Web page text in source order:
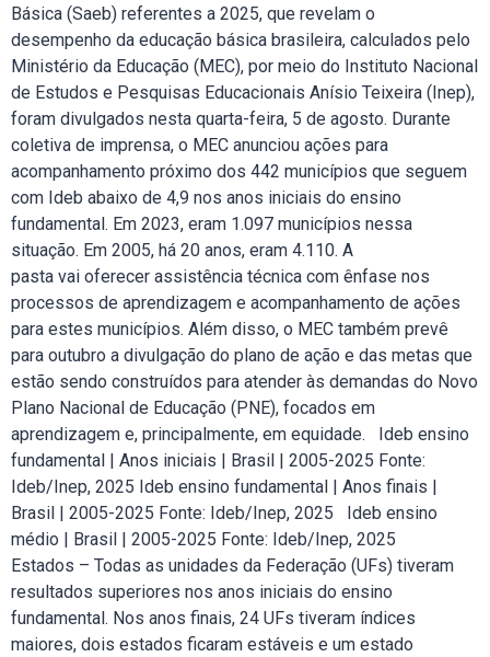
Básica (Saeb) referentes a 2025, que revelam o
desempenho da educação básica brasileira, calculados pelo
Ministério da Educação (MEC), por meio do Instituto Nacional
de Estudos e Pesquisas Educacionais Anísio Teixeira (Inep),
foram divulgados nesta quarta-feira, 5 de agosto. Durante
coletiva de imprensa, o MEC anunciou ações para
acompanhamento próximo dos 442 municípios que seguem
com Ideb abaixo de 4,9 nos anos iniciais do ensino
fundamental. Em 2023, eram 1.097 municípios nessa
situação. Em 2005, há 20 anos, eram 4.110. A
pasta vai oferecer assistência técnica com ênfase nos
processos de aprendizagem e acompanhamento de ações
para estes municípios. Além disso, o MEC também prevê
para outubro a divulgação do plano de ação e das metas que
estão sendo construídos para atender às demandas do Novo
Plano Nacional de Educação (PNE), focados em
aprendizagem e, principalmente, em equidade. Ideb ensino
fundamental | Anos iniciais | Brasil | 2005-2025 Fonte:
Ideb/Inep, 2025 Ideb ensino fundamental | Anos finais |
Brasil | 2005-2025 Fonte: Ideb/Inep, 2025 Ideb ensino
médio | Brasil | 2005-2025 Fonte: Ideb/Inep, 2025
Estados – Todas as unidades da Federação (UFs) tiveram
resultados superiores nos anos iniciais do ensino
fundamental. Nos anos finais, 24 UFs tiveram índices
maiores, dois estados ficaram estáveis e um estado